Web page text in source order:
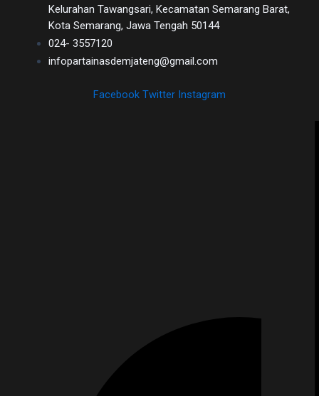
Kelurahan Tawangsari, Kecamatan Semarang Barat,
Kota Semarang, Jawa Tengah 50144
024- 3557120
infopartainasdemjateng@gmail.com
Facebook Twitter Instagram